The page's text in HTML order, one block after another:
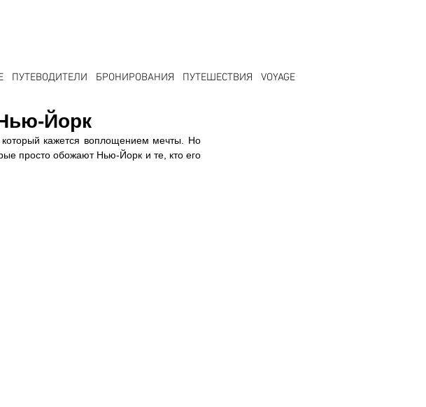
ПУТЕВОДИТЕЛИ БРОНИРОВАНИЯ ПУТЕШЕСТВИЯ VOYAGE
Йорк
кажется воплощением мечты. Но
просто обожают Нью-Йорк и те, кто его